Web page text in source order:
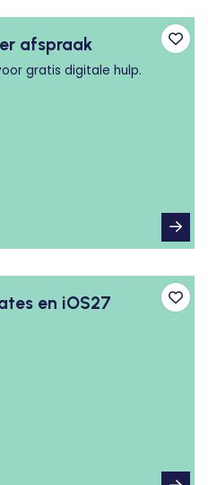
afspraak
gratis digitale hulp.
en iOS27